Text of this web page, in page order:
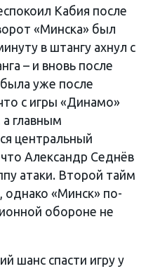
Кабия после
«Минска» был
в штангу ахнул с
– и вновь после
была уже после
с игры «Динамо»
а главным
центральный
Александр Седнёв
атаки. Второй тайм
однако «Минск» по-
обороне не
шанс спасти игру у